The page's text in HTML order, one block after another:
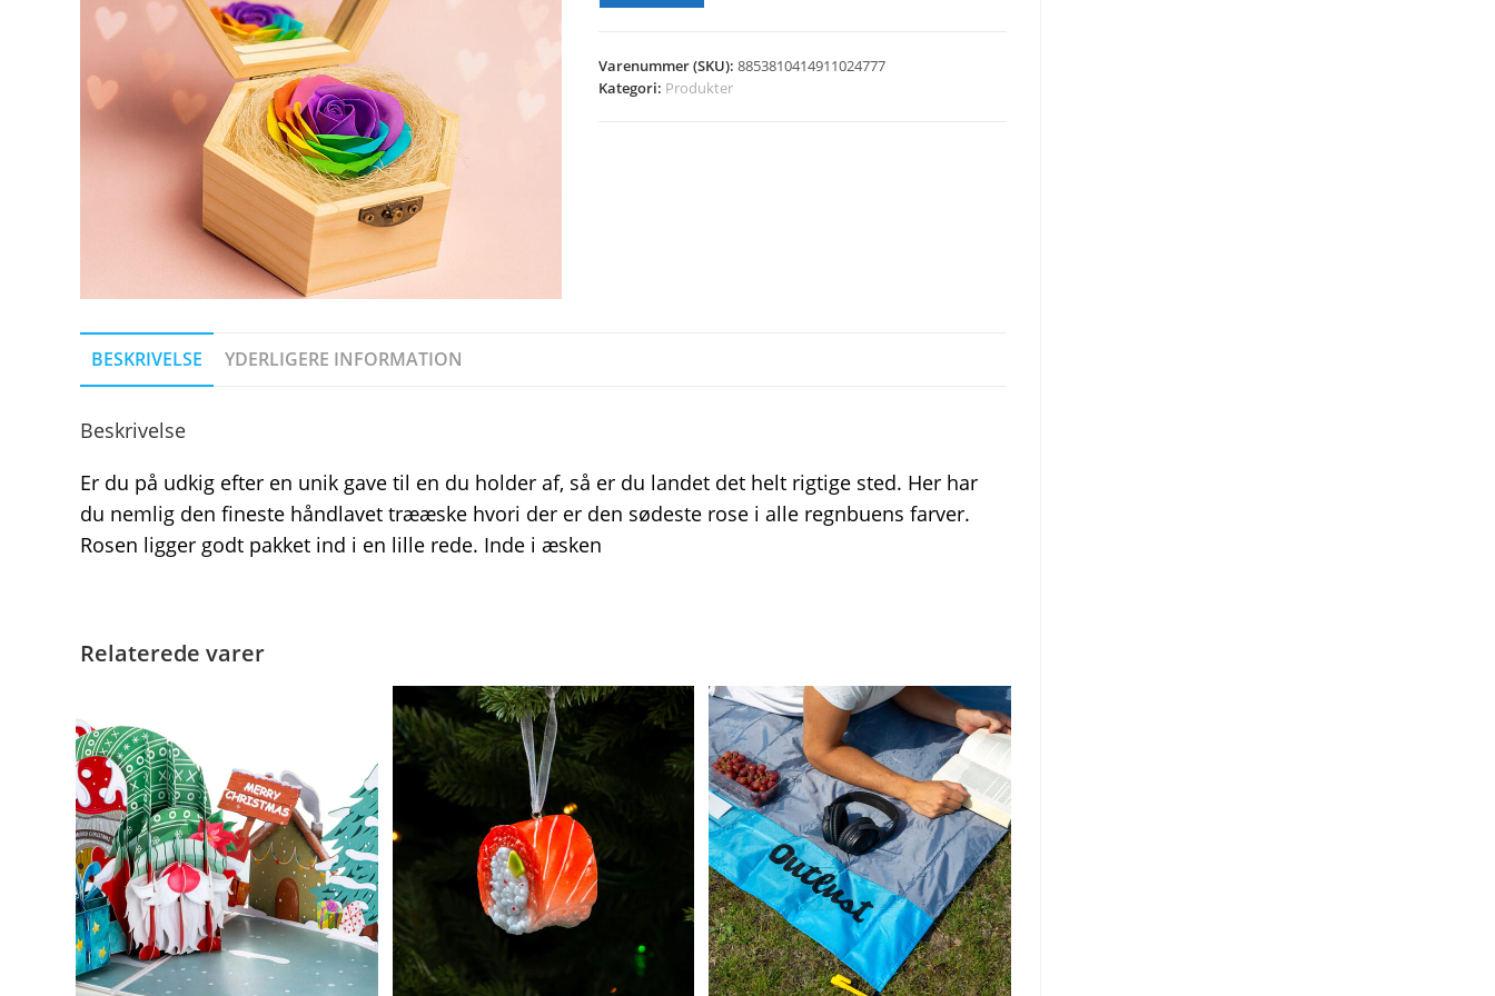
Varenummer (SKU):8853810414911024777
Kategori: Produkter
BESKRIVELSE YDERLIGERE INFORMATION
Beskrivelse
Er du på udkig efter en unik gave til en du holder af, så er du landet det helt rigtige sted. Her har
du nemlig den fineste håndlavet trææske hvori der er den sødeste rose i alle regnbuens farver.
Rosen ligger godt pakket ind i en lille rede. Inde i æsken
Relaterede varer